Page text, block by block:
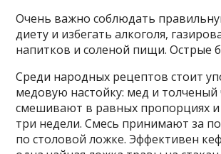
Очень важно соблюдать
диету и избегать алкоголя,
напитков и соленой пищи. Острые
Среди народных рецептов стоит
медовую настойку: мед и толченый
смешивают в равных пропорциях
три недели. Смесь принимают за
по столовой ложке. Эффективен